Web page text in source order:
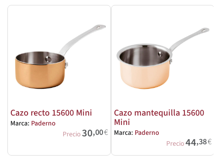
Cazo recto 15600 Mini
Marca: Paderno
Precio30,00€
Cazo mantequilla 15600
Mini
Marca: Paderno
Precio44,38€